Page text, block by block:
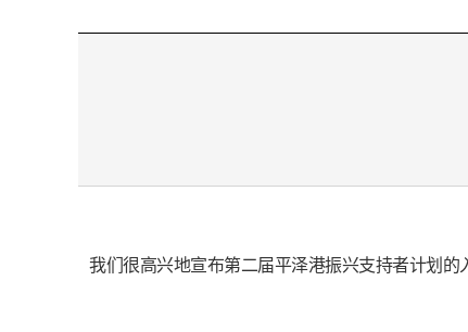
我们很高兴地宣布第二届平泽港振兴支持者计划的